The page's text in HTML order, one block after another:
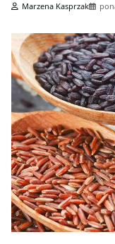
Marzena Kasprzak